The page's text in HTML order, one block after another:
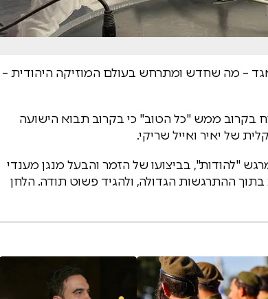
– מה שחדש ומתרחש בעולם המוזיקה היהודית –
בקרוב ממש "כל הטוב" כי בקרוב תבוא הישועה
של יאיר ואייל שריקי.
"להודות", בביצועו של הזמר והבעל מנגן מענדי
ההתרגשות הגדולה, ולהגיד פשוט תודה. הלחן